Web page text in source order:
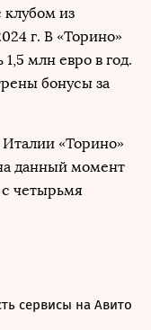
клубом из
г. В «Торино»
1,5 млн евро в год.
бонусы за
Италии «Торино»
данный момент
с четырьмя
сервисы на Авито